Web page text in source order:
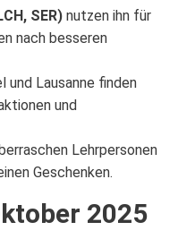
SER) nutzen ihn für
nach besseren
und Lausanne finden
und
Lehrpersonen
Geschenken.
2025